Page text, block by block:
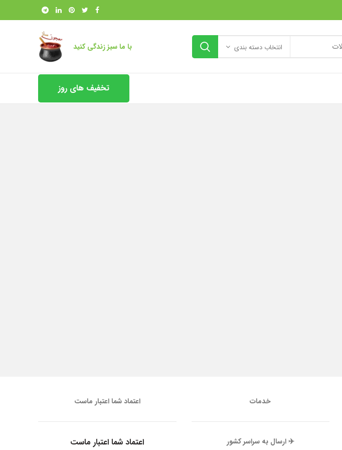
انتخاب دسته بندی با ما سبز زندگی کنید
تخفیف های روز
خدمات
✈️ ارسال به سراسر کشور
اعتماد شما اعتبار ماست
اعتماد شما اعتبار ماست